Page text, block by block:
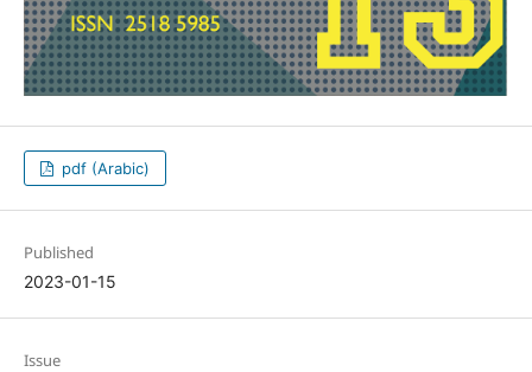
pdf (Arabic)
Published
2023-01-15
Issue